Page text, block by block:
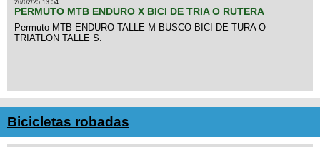
26/02/25 13:54
PERMUTO MTB ENDURO X BICI DE TRIA O RUTERA
Permuto MTB ENDURO TALLE M BUSCO BICI DE TURA O
TRIATLON TALLE S.
Bicicletas robadas